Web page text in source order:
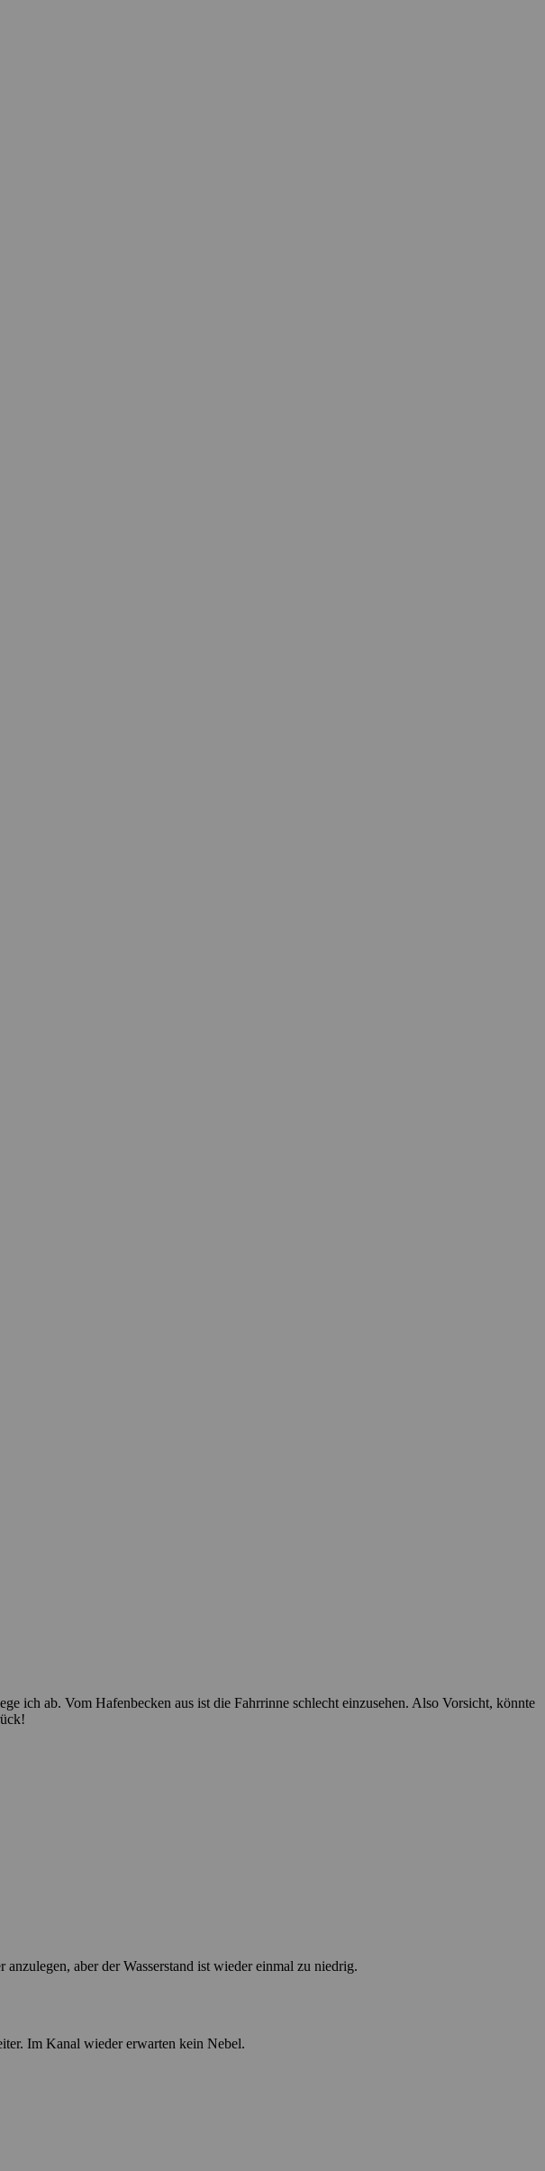
ich ab. Vom Hafenbecken aus ist die Fahrrinne schlecht einzusehen. Also Vorsicht, könnte
aber der Wasserstand ist wieder einmal zu niedrig.
Im Kanal wieder erwarten kein Nebel.